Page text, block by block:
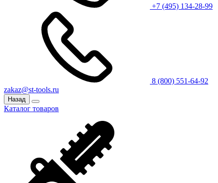
+7 (495) 134-28-99
8 (800) 551-64-92
zakaz@st-tools.ru
Назад
Каталог товаров